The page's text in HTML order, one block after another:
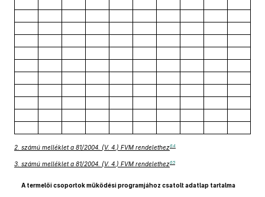
2. számú melléklet a 81/2004. (V. 4.) FVM rendelethez64
3. számú melléklet a 81/2004. (V. 4.) FVM rendelethez65
A termelői csoportok működési programjához csatolt adatlap tartalma